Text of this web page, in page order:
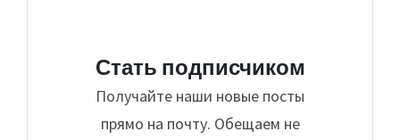
Стать подписчиком
Получайте наши новые посты
прямо на почту. Обещаем не